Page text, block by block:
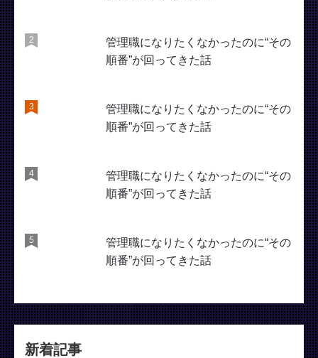
管理職になりたくなかったのに“その
順番”が回ってきた話
管理職になりたくなかったのに“その
順番”が回ってきた話
管理職になりたくなかったのに“その
順番”が回ってきた話
管理職になりたくなかったのに“その
順番”が回ってきた話
新着記事